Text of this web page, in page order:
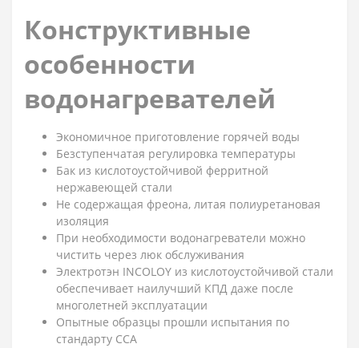
Конструктивные
особенности
водонагревателей
Экономичное приготовление горячей воды
Безступенчатая регулировка температуры
Бак из кислотоустойчивой ферритной
нержавеющей стали
Не содержащая фреона, литая полиуретановая
изоляция
При необходимости водонагреватели можно
чистить через люк обслуживания
Электротэн INCOLOY из кислотоустойчивой стали
обеспечивает наилучший КПД даже после
многолетней эксплуатации
Опытные образцы прошли испытания по
стандарту CCA